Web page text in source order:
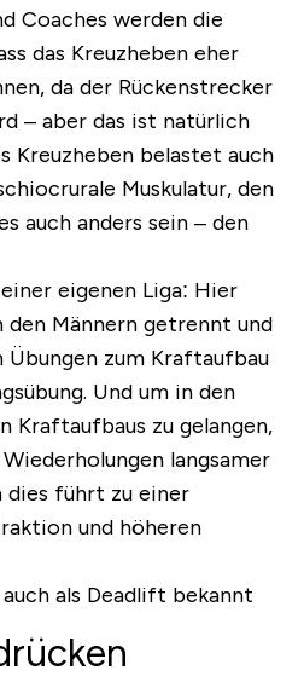
Coaches werden die
das Kreuzheben eher
da der Rückenstrecker
– aber das ist natürlich
Kreuzheben belastet auch
Muskulatur, den
auch anders sein – den
eigenen Liga: Hier
den Männern getrennt und
zum Kraftaufbau
Und um in den
Kraftaufbaus zu gelangen,
langsamer
dies führt zu einer
und höheren